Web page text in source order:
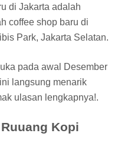
di Jakarta adalah
coffee shop baru di
Park, Jakarta Selatan.
pada awal Desember
langsung menarik
ulasan lengkapnya!.
Kopi